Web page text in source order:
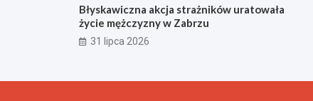
Błyskawiczna akcja strażników uratowała
życie mężczyzny w Zabrzu
31 lipca 2026